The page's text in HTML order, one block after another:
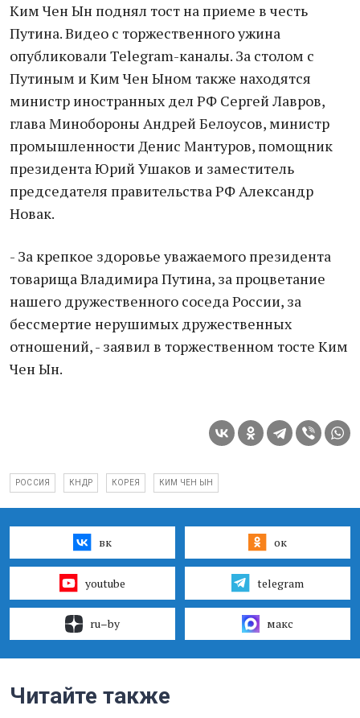
Ким Чен Ын поднял тост на приеме в честь
Путина. Видео с торжественного ужина
опубликовали Telegram-каналы. За столом с
Путиным и Ким Чен Ыном также находятся
министр иностранных дел РФ Сергей Лавров,
глава Минобороны Андрей Белоусов, министр
промышленности Денис Мантуров, помощник
президента Юрий Ушаков и заместитель
председателя правительства РФ Александр
Новак.
- За крепкое здоровье уважаемого президента
товарища Владимира Путина, за процветание
нашего дружественного соседа России, за
бессмертие нерушимых дружественных
отношений, - заявил в торжественном тосте Ким
Чен Ын.
РОССИЯ КНДР КОРЕЯ КИМ ЧЕН ЫН
вк ок
youtube telegram
ru–by макс
Читайте также